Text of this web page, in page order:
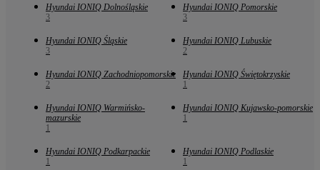
Hyundai IONIQ Dolnośląskie
3
Hyundai IONIQ Pomorskie
3
Hyundai IONIQ Śląskie
3
Hyundai IONIQ Lubuskie
2
Hyundai IONIQ Zachodniopomorskie
2
Hyundai IONIQ Świętokrzyskie
1
Hyundai IONIQ Warmińsko-
mazurskie
1
Hyundai IONIQ Kujawsko-pomorskie
1
Hyundai IONIQ Podkarpackie
1
Hyundai IONIQ Podlaskie
1